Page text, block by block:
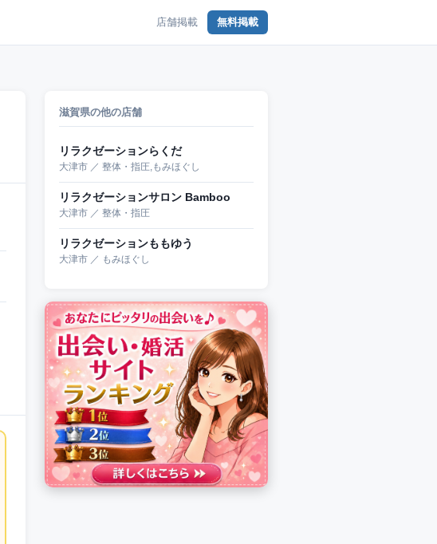
店舗掲載 無料掲載
滋賀県の他の店舗
リラクゼーションらくだ
大津市 ／ 整体・指圧,もみほぐし
リラクゼーションサロン Bamboo
大津市 ／ 整体・指圧
リラクゼーションももゆう
大津市 ／ もみほぐし